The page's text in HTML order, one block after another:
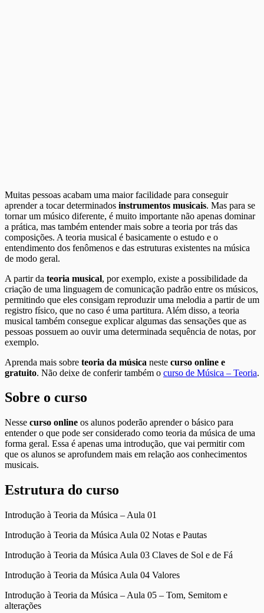
Muitas pessoas acabam uma maior facilidade para conseguir
aprender a tocar determinados instrumentos musicais. Mas para se
tornar um músico diferente, é muito importante não apenas dominar
a prática, mas também entender mais sobre a teoria por trás das
composições. A teoria musical é basicamente o estudo e o
entendimento dos fenômenos e das estruturas existentes na música
de modo geral.
A partir da teoria musical, por exemplo, existe a possibilidade da
criação de uma linguagem de comunicação padrão entre os músicos,
permitindo que eles consigam reproduzir uma melodia a partir de um
registro físico, que no caso é uma partitura. Além disso, a teoria
musical também consegue explicar algumas das sensações que as
pessoas possuem ao ouvir uma determinada sequência de notas, por
exemplo.
Aprenda mais sobre teoria da música neste curso online e
gratuito. Não deixe de conferir também o curso de Música – Teoria.
Sobre o curso
Nesse curso online os alunos poderão aprender o básico para
entender o que pode ser considerado como teoria da música de uma
forma geral. Essa é apenas uma introdução, que vai permitir com
que os alunos se aprofundem mais em relação aos conhecimentos
musicais.
Estrutura do curso
Introdução à Teoria da Música – Aula 01
Introdução à Teoria da Música Aula 02 Notas e Pautas
Introdução à Teoria da Música Aula 03 Claves de Sol e de Fá
Introdução à Teoria da Música Aula 04 Valores
Introdução à Teoria da Música – Aula 05 – Tom, Semitom e
alterações